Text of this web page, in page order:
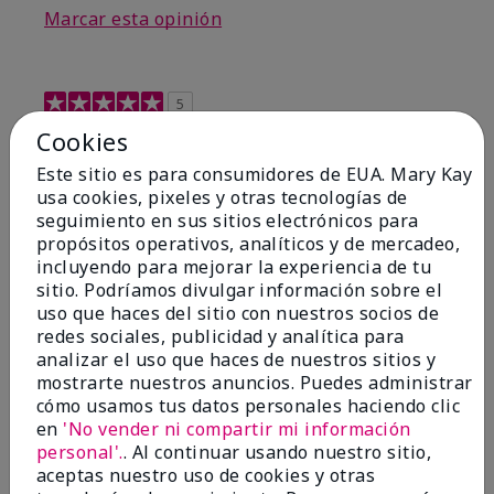
Marcar esta opinión
5
Smells Great
EnviadoHace 1 año
por Weebee64
deBERWICK, Pa
Comprador verificado
Evaluado en
marykay.com/en-us/
Comentarios sobre MK High Intensity® Cologne
Spray
My purchase was to restock. I've purchased this
many times. I like it and most Important my girlfriend
likes it. She purchased it the first time for me.
Mostrar Traducción
Cookies
Este sitio es para consumidores de EUA. Mary Kay
usa cookies, pixeles y otras tecnologías de
seguimiento en sus sitios electrónicos para
propósitos operativos, analíticos y de mercadeo,
incluyendo para mejorar la experiencia de tu
sitio. Podríamos divulgar información sobre el
uso que haces del sitio con nuestros socios de
redes sociales, publicidad y analítica para
analizar el uso que haces de nuestros sitios y
mostrarte nuestros anuncios. Puedes administrar
cómo usamos tus datos personales haciendo clic
en 'No vender ni compartir mi información
personal'.. Al continuar usando nuestro sitio,
aceptas nuestro uso de cookies y otras